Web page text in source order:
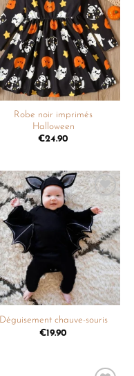
à la
liste de
souhaits
Robe noir imprimés
Halloween
€24.90
Ajouter
à la
liste de
souhaits
Déguisement chauve-souris
€19.90